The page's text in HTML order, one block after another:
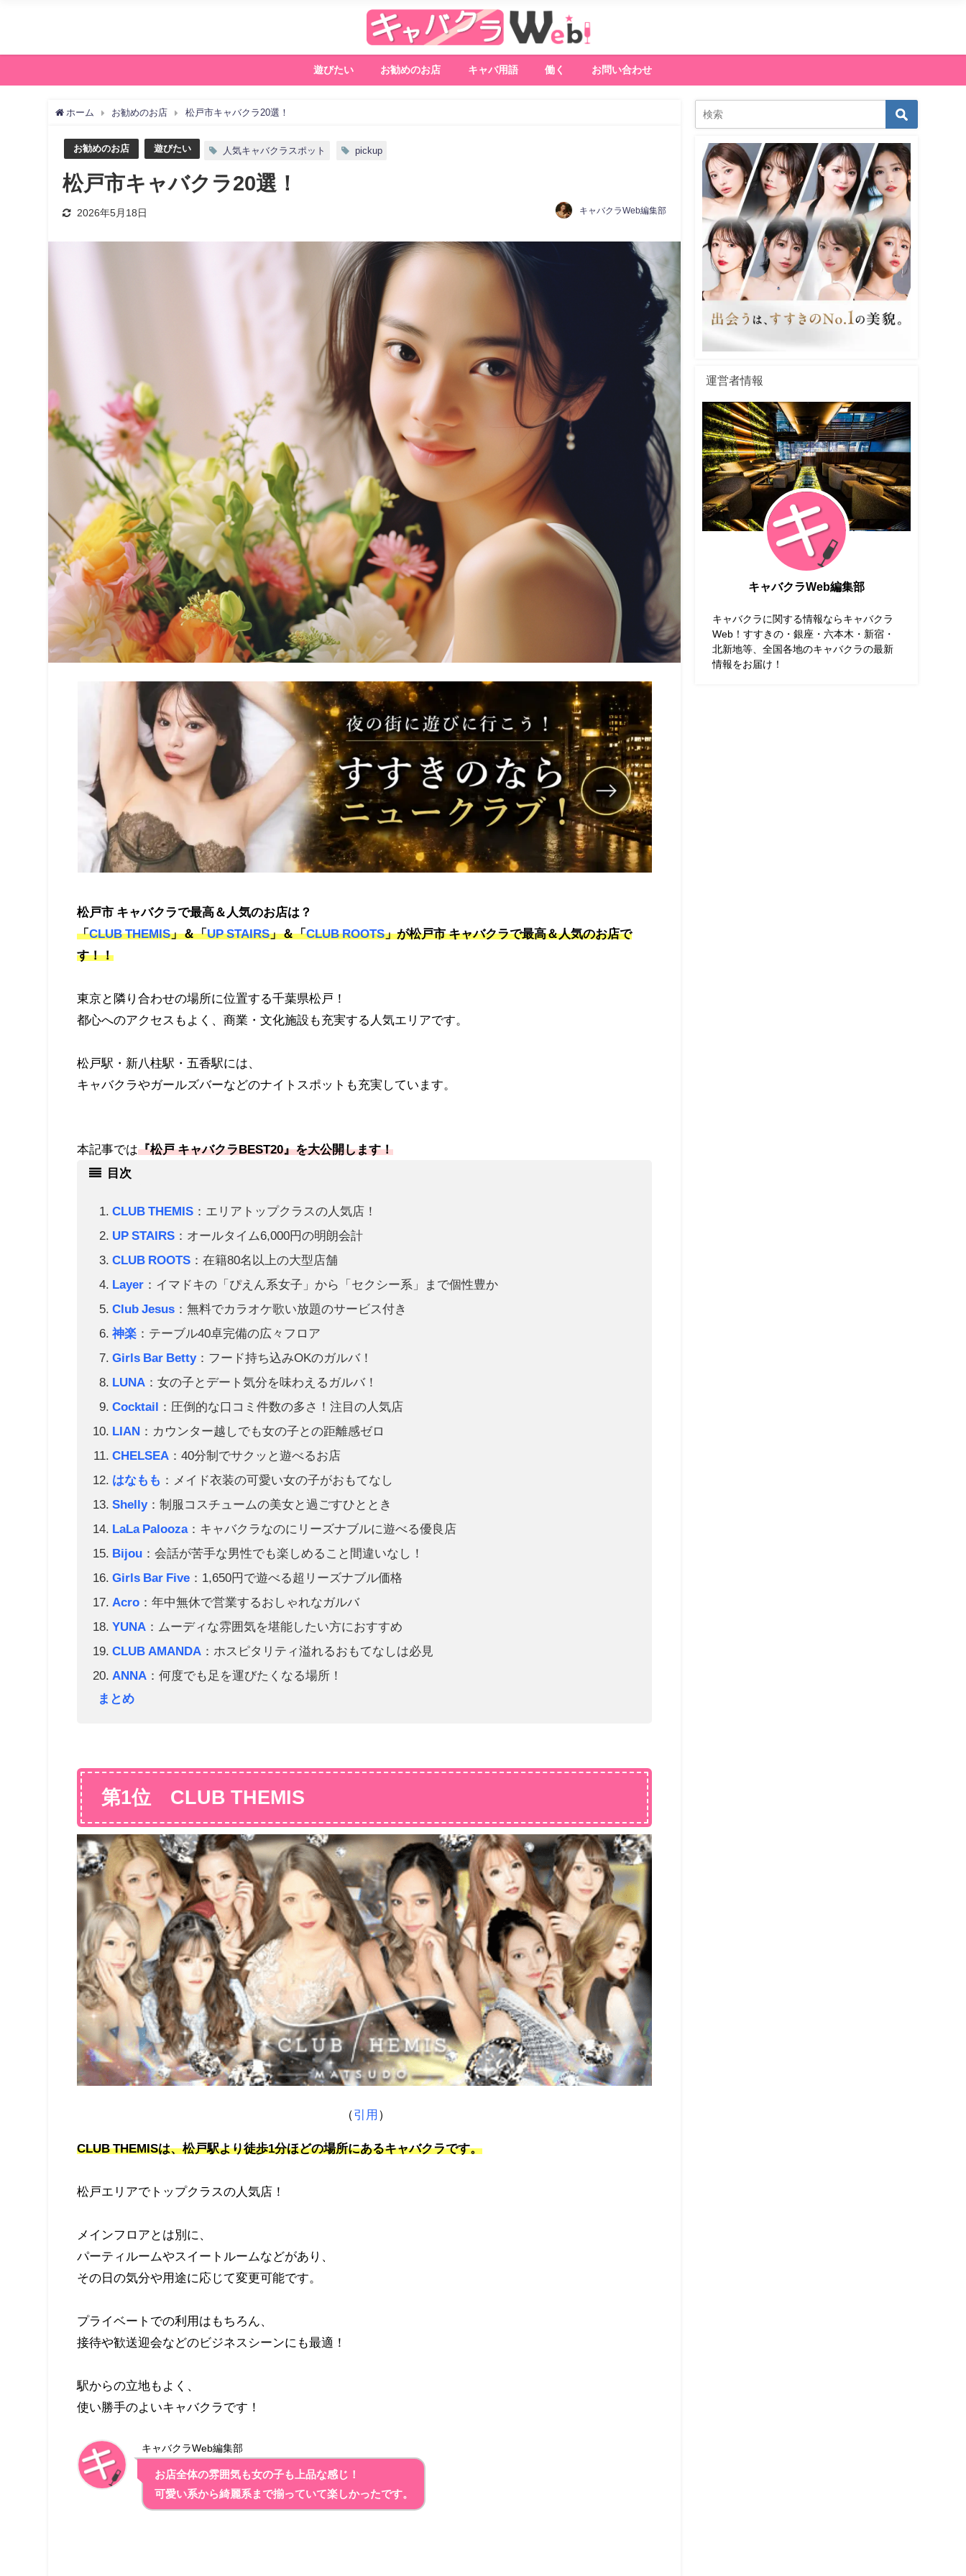
遊びたい お勧めのお店 キャバ用語 働く お問い合わせ
ホーム お勧めのお店 松戸市キャバクラ20選！
お勧めのお店 遊びたい 人気キャバクラスポット pickup
松戸市キャバクラ20選！
2026年5月18日 キャバクラWeb編集部
松戸市 キャバクラで最高＆人気のお店は？
「CLUB THEMIS」＆「UP STAIRS」＆「CLUB ROOTS」が松戸市 キャバクラで最高＆人気のお店で
す！！
東京と隣り合わせの場所に位置する千葉県松戸！
都心へのアクセスもよく、商業・文化施設も充実する人気エリアです。
松戸駅・新八柱駅・五香駅には、
キャバクラやガールズバーなどのナイトスポットも充実しています。
本記事では『松戸 キャバクラBEST20』を大公開します！
目次
CLUB THEMIS ：エリアトップクラスの人気店！
UP STAIRS ：オールタイム6,000円の明朗会計
CLUB ROOTS ：在籍80名以上の大型店舗
Layer ：イマドキの「ぴえん系女子」から「セクシー系」まで個性豊か
Club Jesus ：無料でカラオケ歌い放題のサービス付き
神楽 ：テーブル40卓完備の広々フロア
Girls Bar Betty：フード持ち込みOKのガルバ！
LUNA ：女の子とデート気分を味わえるガルバ！
Cocktail ：圧倒的な口コミ件数の多さ！注目の人気店
LIAN ：カウンター越しでも女の子との距離感ゼロ
CHELSEA ：40分制でサクッと遊べるお店
はなもも ：メイド衣装の可愛い女の子がおもてなし
Shelly：制服コスチュームの美女と過ごすひととき
LaLa Palooza ：キャバクラなのにリーズナブルに遊べる優良店
Bijou ：会話が苦手な男性でも楽しめること間違いなし！
Girls Bar Five ：1,650円で遊べる超リーズナブル価格
Acro ：年中無休で営業するおしゃれなガルバ
YUNA ：ムーディな雰囲気を堪能したい方におすすめ
CLUB AMANDA ：ホスピタリティ溢れるおもてなしは必見
ANNA ：何度でも足を運びたくなる場所！
まとめ
第1位 CLUB THEMIS
（引用 ）
CLUB THEMISは、松戸駅より徒歩1分ほどの場所にあるキャバクラです。
松戸エリアでトップクラスの人気店！
メインフロアとは別に、
パーティルームやスイートルームなどがあり、
その日の気分や用途に応じて変更可能です。
プライベートでの利用はもちろん、
接待や歓送迎会などのビジネスシーンにも最適！
駅からの立地もよく、
使い勝手のよいキャバクラです！
キャバクラWeb編集部
お店全体の雰囲気も女の子も上品な感じ！
可愛い系から綺麗系まで揃っていて楽しかったです。
運営者情報
キャバクラWeb編集部
キャバクラに関する情報ならキャバクラ
Web！すすきの・銀座・六本木・新宿・
北新地等、全国各地のキャバクラの最新
情報をお届け！